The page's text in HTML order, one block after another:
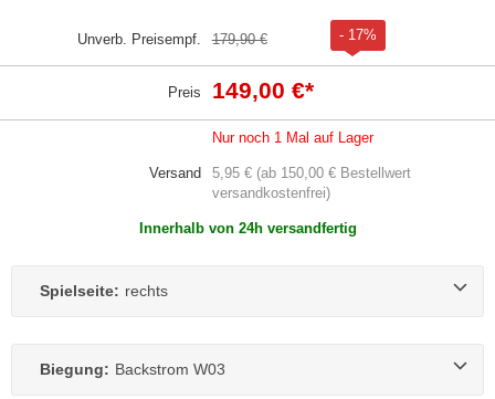
Unverb. Preisempf. 179,90 € - 17%
Preis 149,00 €*
Nur noch 1 Mal auf Lager
Versand
5,95 € (ab 150,00 € Bestellwert
versandkostenfrei)
Innerhalb von 24h versandfertig
Spielseite: rechts
Biegung: Backstrom W03